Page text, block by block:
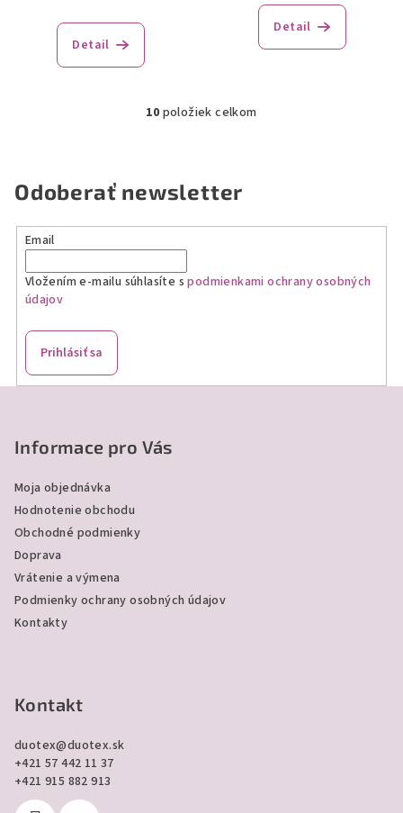
Detail
Detail
O
á
d
a
e
y
10 položiek celkom
Odoberať newsletter
Email
Vložením e-mailu súhlasíte spodmienkami ochrany osobných
údajov
Prihlásiť sa
Informace pro Vás
Moja objednávka
Hodnotenie obchodu
Obchodné podmienky
Doprava
Vrátenie a výmena
Podmienky ochrany osobných údajov
Kontakty
Kontakt
duotex@duotex.sk
+421 57 442 11 37
+421 915 882 913